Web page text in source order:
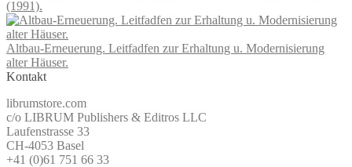
(1991).
Altbau-Erneuerung. Leitfadfen zur Erhaltung u. Modernisierung
alter Häuser.
Kontakt
librumstore.com
c/o LIBRUM Publishers & Editros LLC
Laufenstrasse 33
CH-4053 Basel
+41 (0)61 751 66 33